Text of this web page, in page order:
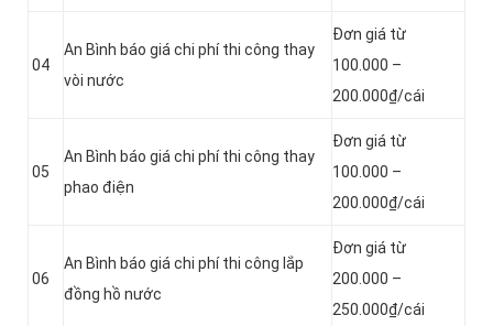
04
An Bình báo giá chi phí thi công thay
vòi nước
Đơn giá từ
100.000 –
200.000₫/cái
05
An Bình báo giá chi phí thi công thay
phao điện
Đơn giá từ
100.000 –
200.000₫/cái
06
An Bình báo giá chi phí thi công lắp
đồng hồ nước
Đơn giá từ
200.000 –
250.000₫/cái